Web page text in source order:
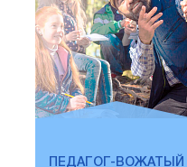
ПЕДАГОГ-ВОЖАТЫЙ